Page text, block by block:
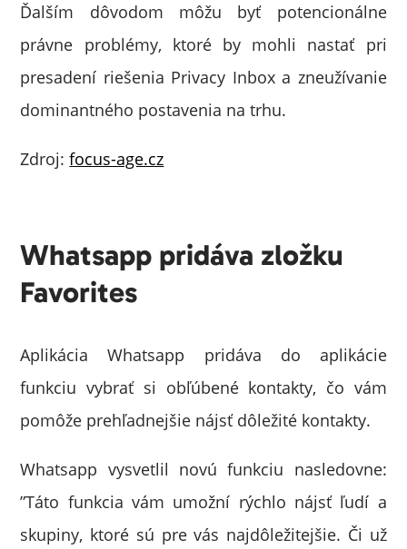
Ďalším dôvodom môžu byť potencionálne
právne problémy, ktoré by mohli nastať pri
presadení riešenia Privacy Inbox a zneužívanie
dominantného postavenia na trhu.
Zdroj:focus-age.cz
Whatsapp pridáva zložku
Favorites
Aplikácia Whatsapp pridáva do aplikácie
funkciu vybrať si obľúbené kontakty, čo vám
pomôže prehľadnejšie nájsť dôležité kontakty.
Whatsapp vysvetlil novú funkciu nasledovne:
”Táto funkcia vám umožní rýchlo nájsť ľudí a
skupiny, ktoré sú pre vás najdôležitejšie. Či už